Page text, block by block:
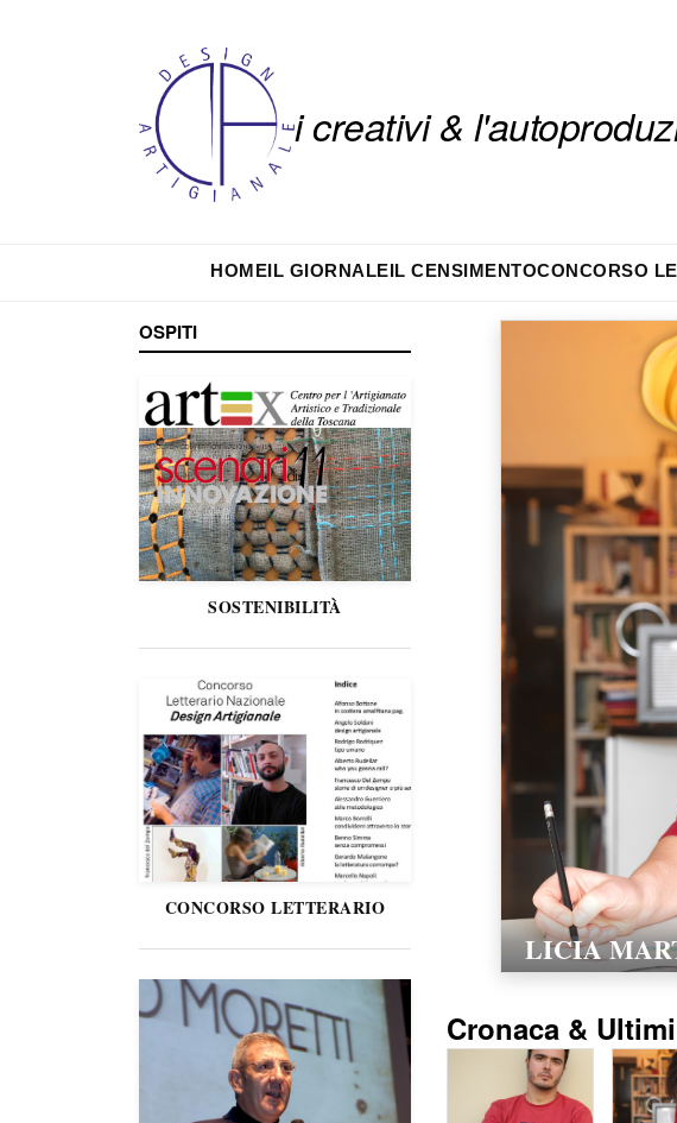
i creativi &
HOMEIL GIORNALEIL CENSIMENTOCONCORSO
OSPITI
SOSTENIBILITÀ
CONCORSO LETTERARIO
LORELLA
Cronaca &